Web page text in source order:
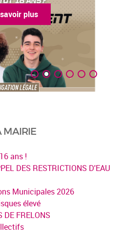
plus
MAIRIE
ans !
DES RESTRICTIONS D'EAU
Municipales 2026
élevé
DE FRELONS